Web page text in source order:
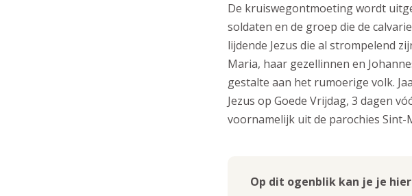
De kruiswegontmoeting wordt
soldaten en de groep die de
lijdende Jezus die al strompelend
Maria, haar gezellinnen en
gestalte aan het rumoerige volk.
Jezus op Goede Vrijdag, 3 dagen
voornamelijk uit de parochies Sint-
Op dit ogenblik kan je je